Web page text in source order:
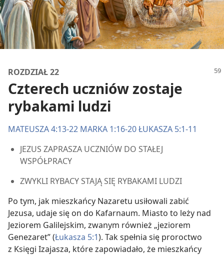
ROZDZIAŁ 22
Czterech uczniów zostaje
rybakami ludzi
MATEUSZA 4:13-22 MARKA 1:16-20ŁUKASZA 5:1-11
JEZUS ZAPRASZA UCZNIÓW DO STAŁEJ
WSPÓŁPRACY
ZWYKLI RYBACY STAJĄ SIĘ RYBAKAMI LUDZI
Po tym, jak mieszkańcy Nazaretu usiłowali zabić
Jezusa, udaje się on do Kafarnaum. Miasto to leży nad
Jeziorem Galilejskim, zwanym również „jeziorem
Genezaret” (Łukasza 5:1). Tak spełnia się proroctwo
z Księgi Izajasza, które zapowiadało, że mieszkańcy